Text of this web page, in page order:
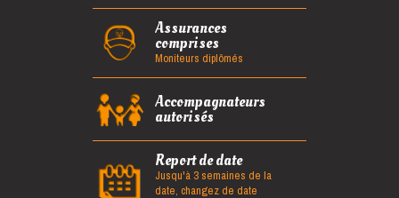
Assurances
comprises
Moniteurs diplômés
Accompagnateurs
autorisés
Report de date
Jusqu'à 3 semaines de la
date, changez de date